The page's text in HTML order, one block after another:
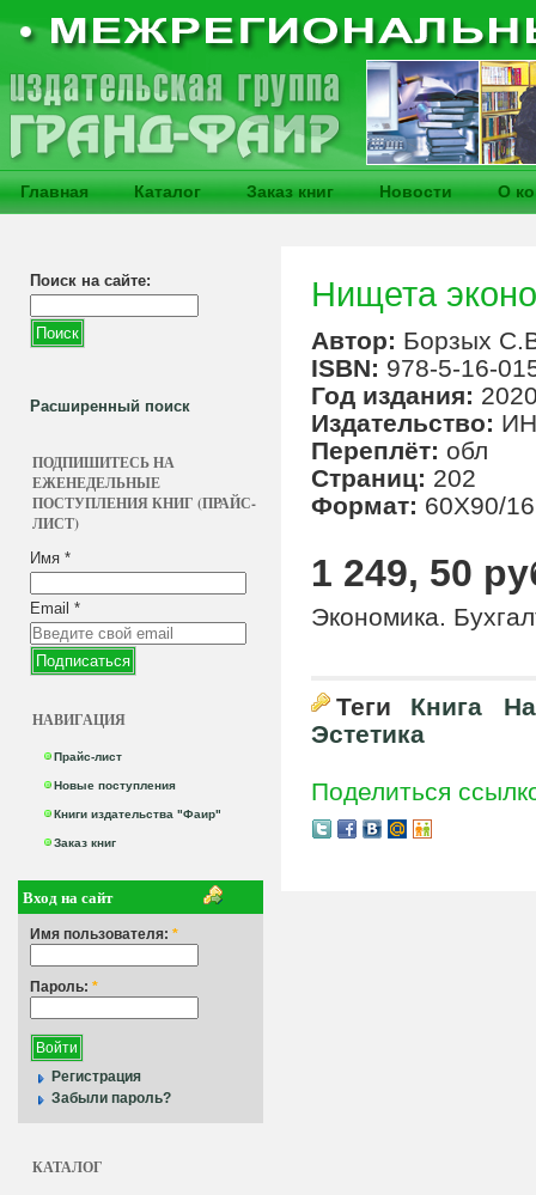
Главная Каталог Заказ книг Новости О
Поиск на сайте:
Расширенный поиск
ПОДПИШИТЕСЬ НА
ЕЖЕНЕДЕЛЬНЫЕ
ПОСТУПЛЕНИЯ КНИГ (ПРАЙС-
ЛИСТ)
Имя *
Email *
НАВИГАЦИЯ
Прайс-лист
Новые поступления
Книги издательства "Фаир"
Заказ книг
Вход на сайт
Имя пользователя: *
Пароль: *
Регистрация
Забыли пароль?
КАТАЛОГ
Нищета
Автор: Борзых
ISBN: 978-5-16-
Год издания:
Издательство:
Переплёт: обл
Страниц: 202
Формат: 60X90/16
1 249, 50
Экономика.
Теги Книга
Эстетика
Поделиться